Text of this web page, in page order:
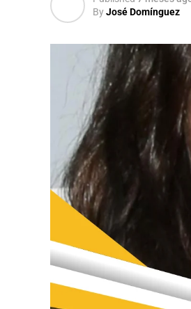
ByJosé Domínguez